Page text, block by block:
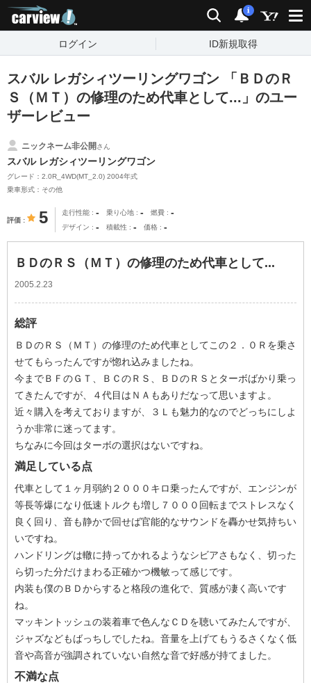
検索 通知
i
ログイン ID新規取得
スバル レガシィツーリングワゴン 「ＢＤのＲ
Ｓ（ＭＴ）の修理のため代車として...」のユー
ザーレビュー
ニックネーム非公開さん
スバル レガシィツーリングワゴン
グレード：2.0R_4WD(MT_2.0) 2004年式
乗車形式：その他
評価 5 走行性能 - 乗り心地 - 燃費 -
デザイン - 積載性 - 価格 -
ＢＤのＲＳ（ＭＴ）の修理のため代車として...
2005.2.23
総評
ＢＤのＲＳ（ＭＴ）の修理のため代車としてこの２．０Ｒを乗さ
せてもらったんですが惚れ込みましたね。
今までＢＦのＧＴ、ＢＣのＲＳ、ＢＤのＲＳとターボばかり乗っ
てきたんですが、４代目はＮＡもありだなって思いますよ。
近々購入を考えておりますが、３Ｌも魅力的なのでどっちにしよ
うか非常に迷ってます。
ちなみに今回はターボの選択はないですね。
満足している点
代車として１ヶ月弱約２０００キロ乗ったんですが、エンジンが
等長等爆になり低速トルクも増し７０００回転までストレスなく
良く回り、音も静かで回せば官能的なサウンドを轟かせ気持ちい
いですね。
ハンドリングは轍に持ってかれるようなシビアさもなく、切った
ら切った分だけまわる正確かつ機敏って感じです。
内装も僕のＢＤからすると格段の進化で、質感が凄く高いです
ね。
マッキントッシュの装着車で色んなＣＤを聴いてみたんですが、
ジャズなどもばっちしでしたね。音量を上げてもうるさくなく低
音や高音が強調されていない自然な音で好感が持てました。
不満な点